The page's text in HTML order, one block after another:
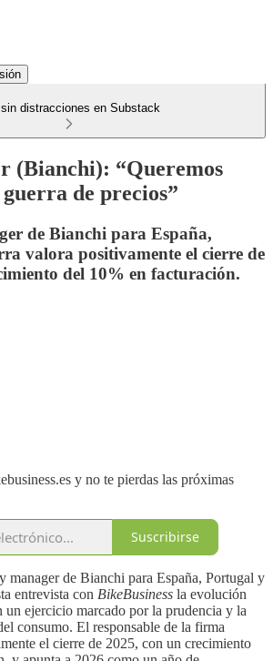
sin distracciones en Substack
(Bianchi): “Queremos
de precios”
de Bianchi para España,
valora positivamente el cierre de
del 10% en facturación.
y no te pierdas las próximas
Suscribirse
manager de Bianchi para España, Portugal y
entrevista con BikeBusiness la evolución
un ejercicio marcado por la prudencia y la
consumo. El responsable de la firma
el cierre de 2025, con un crecimiento